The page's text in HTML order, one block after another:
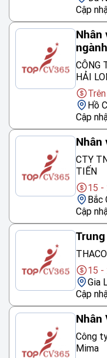
Cập
Nhân
CÔNG
HẢI
Hồ
Cập
Nhân
CTY
TIẾN
15 -
Bắc
Cập
15 -
Gia
Cập
Nhân
Công
Mima